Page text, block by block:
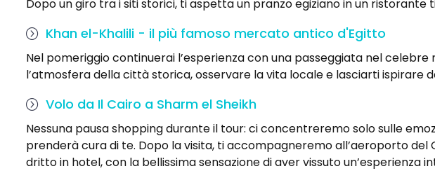
Dopo un giro tra i siti storici, ti aspetta un pranzo egiziano in un
Khan el-Khalili - il più famoso mercato antico d'Egitto
Nel pomeriggio continuerai l’esperienza con una passeggiata nel
l’atmosfera della città storica, osservare la vita locale e lasciarti ispirare
Volo da Il Cairo a Sharm el Sheikh
Nessuna pausa shopping durante il tour: ci concentreremo solo sulle
prenderà cura di te. Dopo la visita, ti accompagneremo all’aeroporto del
dritto in hotel, con la bellissima sensazione di aver vissuto